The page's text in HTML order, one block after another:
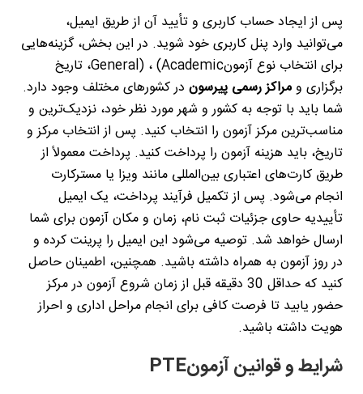
پس از ایجاد حساب کاربری و تأیید آن از طریق ایمیل،
می‌توانید وارد پنل کاربری خود شوید. در این بخش، گزینه‌هایی
برای انتخاب نوع آزمون(Academic، General)، تاریخ
برگزاری ومراکز رسمی پیرسون در کشورهای مختلف وجود دارد.
شما باید با توجه به کشور و شهر مورد نظر خود، نزدیک‌ترین و
مناسب‌ترین مرکز آزمون را انتخاب کنید. پس از انتخاب مرکز و
تاریخ، باید هزینه آزمون را پرداخت کنید. پرداخت معمولاً از
طریق کارت‌های اعتباری بین‌المللی مانند ویزا یا مسترکارت
انجام می‌شود. پس از تکمیل فرآیند پرداخت، یک ایمیل
تأییدیه حاوی جزئیات ثبت نام، زمان و مکان آزمون برای شما
ارسال خواهد شد. توصیه می‌شود این ایمیل را پرینت کرده و
در روز آزمون به همراه داشته باشید. همچنین، اطمینان حاصل
کنید که حداقل 30 دقیقه قبل از زمان شروع آزمون در مرکز
حضور یابید تا فرصت کافی برای انجام مراحل اداری و احراز
هویت داشته باشید.
شرایط و قوانین آزمونPTE